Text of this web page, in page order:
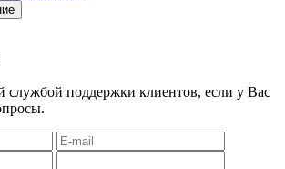
службой поддержки клиентов, если у Вас